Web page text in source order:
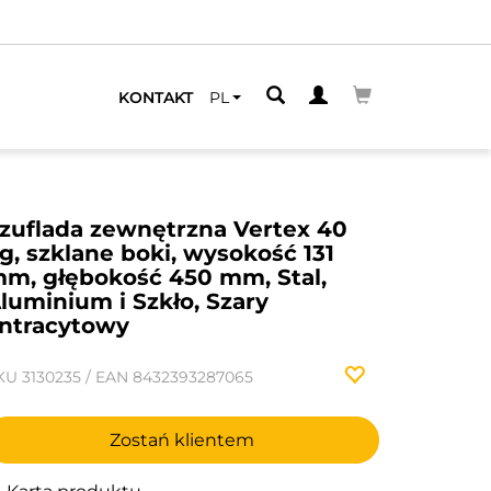
KONTAKT PL
zewnętrzna Vertex 40
szklane boki, wysokość 131
głębokość 450 mm, Stal,
i Szkło, Szary
3130235 / EAN 8432393287065
Zostań klientem